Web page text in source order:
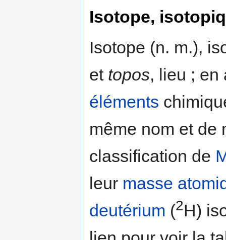
Isotope,
Isotope (n. m.),
et topos, lieu ;
éléments
même nom et de
classification de
leur masse
deutérium (2H)